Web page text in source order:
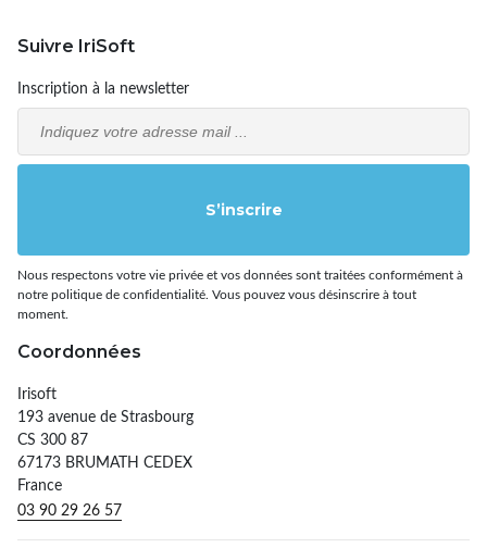
Suivre IriSoft
Inscription à la newsletter
Email
S’inscrire
Nous respectons votre vie privée et vos données sont traitées conformément à
notre politique de confidentialité. Vous pouvez vous désinscrire à tout
moment.
Coordonnées
Irisoft
193 avenue de Strasbourg
CS 300 87
67173 BRUMATH CEDEX
France
03 90 29 26 57